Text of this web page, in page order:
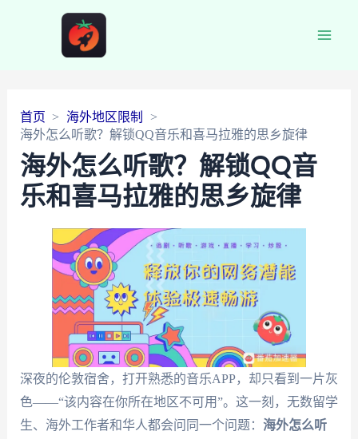
首页
海外地区限制
海外怎么听歌？解锁QQ音乐和喜马拉雅的思乡旋律
海外怎么听歌？解锁QQ音
乐和喜马拉雅的思乡旋律
深夜的伦敦宿舍，打开熟悉的音乐APP，却只看到一片灰
色——“该内容在你所在地区不可用”。这一刻，无数留学
生、海外工作者和华人都会问同一个问题： 海外怎么听